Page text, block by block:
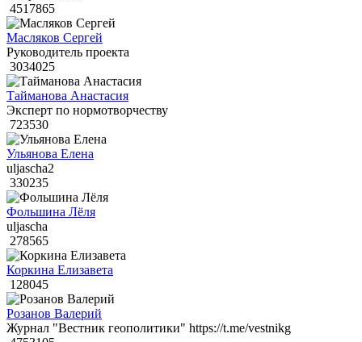
4517865
Масляков Сергей
Руководитель проекта
3034025
Тайманова Анастасия
Эксперт по нормотворчеству
723530
Ульянова Елена
uljascha2
330235
Фольшина Лёля
uljascha
278565
Коркина Елизавета
128045
Розанов Валерий
Журнал "Вестник геополитики" https://t.me/vestnikg